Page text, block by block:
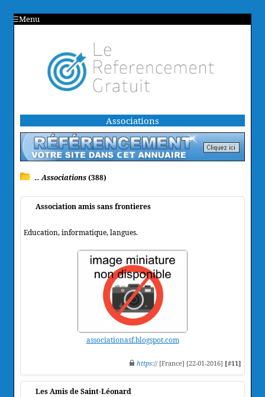
Menu
Associations
.. Associations(388)
Association amis sans frontieres
Education, informatique, langues.
associationasf.blogspot.com
https:// [France] [22-01-2016] [#11]
Les Amis de Saint-Léonard